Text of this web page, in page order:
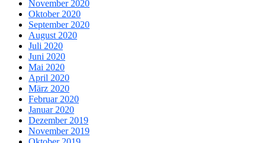
November 2020
Oktober 2020
September 2020
August 2020
Juli 2020
Juni 2020
Mai 2020
April 2020
März 2020
Februar 2020
Januar 2020
Dezember 2019
November 2019